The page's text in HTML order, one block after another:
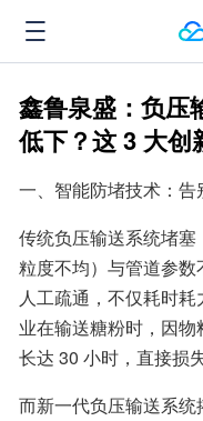
鑫鲁泉盛：负压
低下？这 3 大创
一、智能防堵技术：告
传统负压输送系统堵塞
粒度不均）与管道参
人工疏通，不仅耗时
业在输送糖粉时，因
长达 30 小时，直接损
而新一代负压输送系